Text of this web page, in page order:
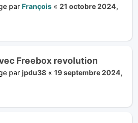
par François « 21 octobre 2024,
Freebox revolution
par jpdu38 « 19 septembre 2024,